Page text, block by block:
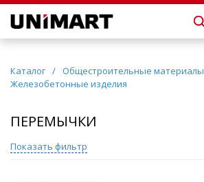
Каталог / Общестроительные материалы
Железобетонные изделия
ПЕРЕМЫЧКИ
Показать фильтр